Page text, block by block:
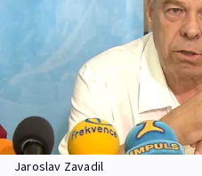
Jaroslav Zavadil